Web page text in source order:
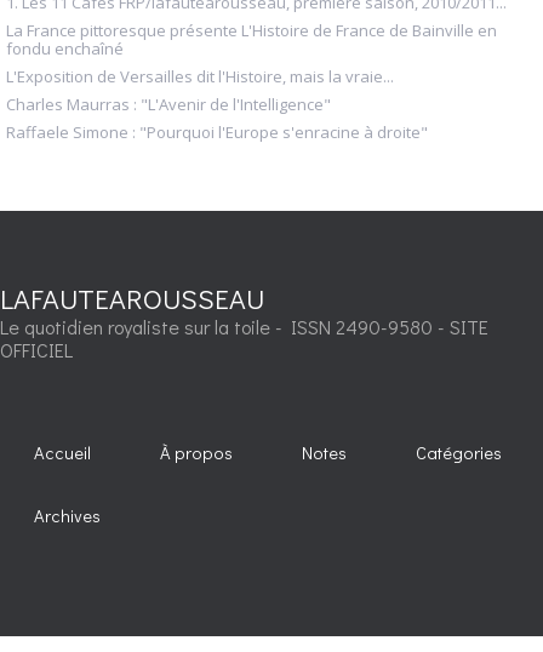
La France pittoresque présente L'Histoire de France de Bainville en
fondu enchaîné
L'Exposition de Versailles dit l'Histoire, mais la vraie...
Charles Maurras : "L'Avenir de l'Intelligence"
Raffaele Simone : "Pourquoi l'Europe s'enracine à droite"
LAFAUTEAROUSSEAU
Le quotidien royaliste sur la toile - ISSN 2490-9580 - SITE
OFFICIEL
Accueil À propos Notes Catégories
Archives